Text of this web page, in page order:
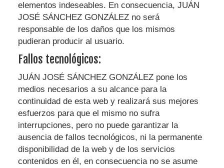
elementos indeseables. En consecuencia, JUÁN
JOSÉ SÁNCHEZ GONZÁLEZ no será
responsable de los daños que los mismos
pudieran producir al usuario.
Fallos tecnológicos:
JUÁN JOSÉ SÁNCHEZ GONZÁLEZ pone los
medios necesarios a su alcance para la
continuidad de esta web y realizará sus mejores
esfuerzos para que el mismo no sufra
interrupciones, pero no puede garantizar la
ausencia de fallos tecnológicos, ni la permanente
disponibilidad de la web y de los servicios
contenidos en él, en consecuencia no se asume